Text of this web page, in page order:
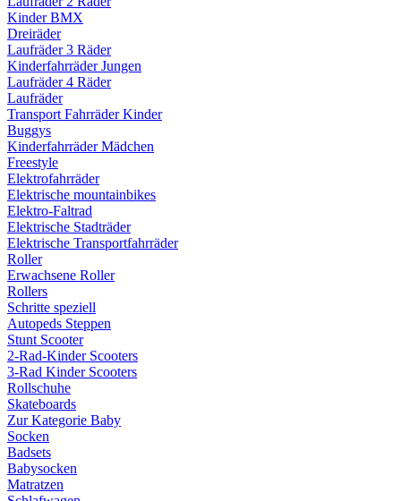
Kinder BMX
Dreiräder
Laufräder 3 Räder
Kinderfahrräder Jungen
Laufräder 4 Räder
Laufräder
Transport Fahrräder Kinder
Buggys
Kinderfahrräder Mädchen
Freestyle
Elektrofahrräder
Elektrische mountainbikes
Elektro-Faltrad
Elektrische Stadträder
Elektrische Transportfahrräder
Roller
Erwachsene Roller
Rollers
Schritte speziell
Autopeds Steppen
Stunt Scooter
2-Rad-Kinder Scooters
3-Rad Kinder Scooters
Rollschuhe
Skateboards
Zur Kategorie Baby
Socken
Badsets
Babysocken
Matratzen